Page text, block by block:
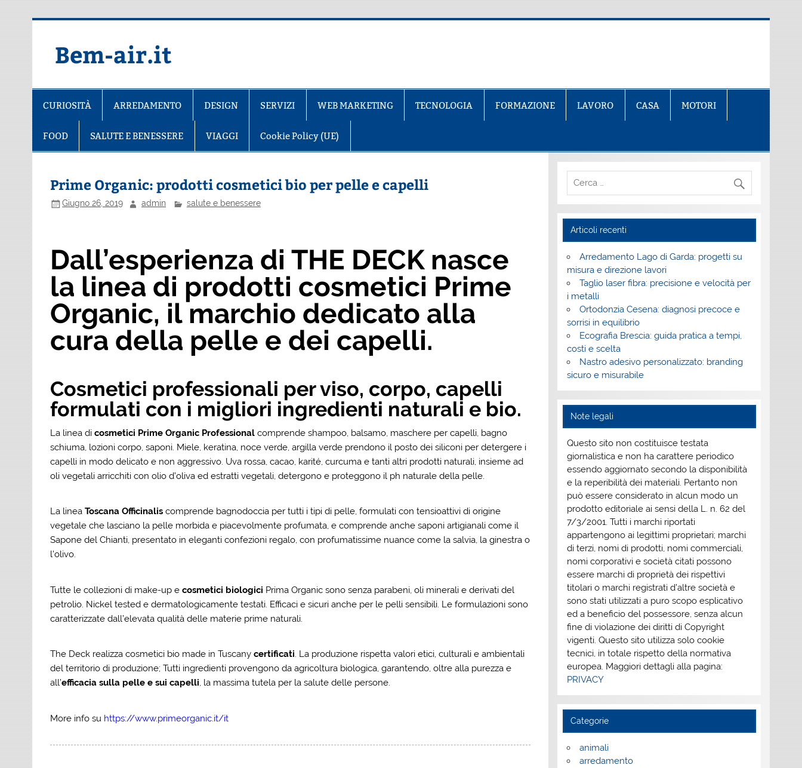
Bem-air.it
CURIOSITÀ ARREDAMENTO DESIGN SERVIZI WEB MARKETING TECNOLOGIA FORMAZIONE LAVORO CASA MOTORI
FOOD SALUTE E BENESSERE VIAGGI Cookie Policy (UE)
Prime Organic: prodotti cosmetici bio per pelle e capelli
Giugno 26, 2019 admin salute e benessere
Dall’esperienza di THE DECK nasce
la linea di prodotti cosmetici Prime
Organic, il marchio dedicato alla
cura della pelle e dei capelli.
Cosmetici professionali per viso, corpo, capelli
formulati con i migliori ingredienti naturali e bio.
La linea dicosmetici Prime Organic Professional comprende shampoo, balsamo, maschere per capelli, bagno
schiuma, lozioni corpo, saponi. Miele, keratina, noce verde, argilla verde prendono il posto dei siliconi per detergere i
capelli in modo delicato e non aggressivo. Uva rossa, cacao, karité, curcuma e tanti altri prodotti naturali, insieme ad
oli vegetali arricchiti con olio d’oliva ed estratti vegetali, detergono e proteggono il ph naturale della pelle.
La linea Toscana Officinalis comprende bagnodoccia per tutti i tipi di pelle, formulati con tensioattivi di origine
vegetale che lasciano la pelle morbida e piacevolmente profumata, e comprende anche saponi artigianali come il
Sapone del Chianti, presentato in eleganti confezioni regalo, con profumatissime nuance come la salvia, la ginestra o
l’olivo.
Tutte le collezioni di make-up ecosmetici biologici Prima Organic sono senza parabeni, oli minerali e derivati del
petrolio. Nickel tested e dermatologicamente testati. Efficaci e sicuri anche per le pelli sensibili. Le formulazioni sono
caratterizzate dall’elevata qualità delle materie prime naturali.
The Deck realizza cosmetici bio made in Tuscany certificati. La produzione rispetta valori etici, culturali e ambientali
del territorio di produzione; Tutti ingredienti provengono da agricoltura biologica, garantendo, oltre alla purezza e
all’efficacia sulla pelle e sui capelli, la massima tutela per la salute delle persone.
More info su https://www.primeorganic.it/it
Articoli recenti
Arredamento Lago di Garda: progetti su
misura e direzione lavori
Taglio laser fibra: precisione e velocità per
i metalli
Ortodonzia Cesena: diagnosi precoce e
sorrisi in equilibrio
Ecografia Brescia: guida pratica a tempi,
costi e scelta
Nastro adesivo personalizzato: branding
sicuro e misurabile
Note legali
Questo sito non costituisce testata
giornalistica e non ha carattere periodico
essendo aggiornato secondo la disponibilità
e la reperibilità dei materiali. Pertanto non
può essere considerato in alcun modo un
prodotto editoriale ai sensi della L. n. 62 del
7/3/2001. Tutti i marchi riportati
appartengono ai legittimi proprietari; marchi
di terzi, nomi di prodotti, nomi commerciali,
nomi corporativi e società citati possono
essere marchi di proprietà dei rispettivi
titolari o marchi registrati d’altre società e
sono stati utilizzati a puro scopo esplicativo
ed a beneficio del possessore, senza alcun
fine di violazione dei diritti di Copyright
vigenti. Questo sito utilizza solo cookie
tecnici, in totale rispetto della normativa
europea. Maggiori dettagli alla pagina:
PRIVACY
Categorie
animali
arredamento